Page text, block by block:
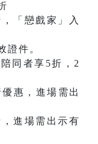
「戀戲家」入
證件。
同者享5折，2
惠，進場需出
進場需出示有